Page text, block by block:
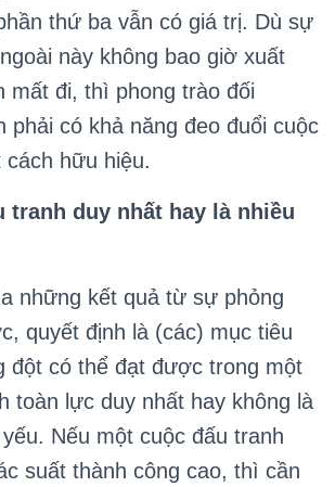
thứ ba vẫn có giá trị. Dù sự
này không bao giờ xuất
mất đi, thì phong trào đối
phải có khả năng đeo đuổi cuộc
hữu hiệu.
tranh duy nhất hay là nhiều
những kết quả từ sự phỏng
quyết định là (các) mục tiêu
đột có thể đạt được trong một
toàn lực duy nhất hay không là
Nếu một cuộc đấu tranh
suất thành công cao, thì cần